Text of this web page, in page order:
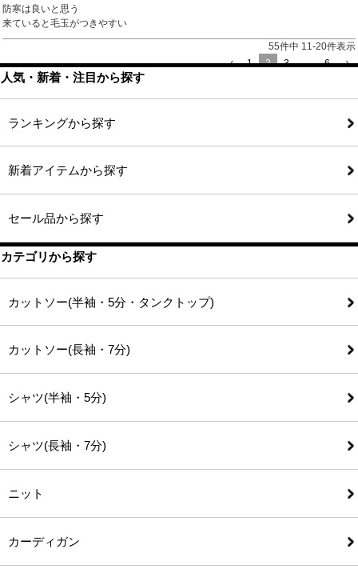
防寒は良いと思う
来ていると毛玉がつきやすい
55件中 11-20件表示
1
2 3 … 6
人気・新着・注目から探す
ランキングから探す
新着アイテムから探す
セール品から探す
カテゴリから探す
カットソー(半袖・5分・タンクトップ)
カットソー(長袖・7分)
シャツ(半袖・5分)
シャツ(長袖・7分)
ニット
カーディガン